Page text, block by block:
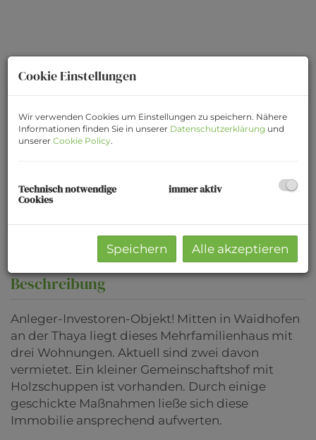
WhatsApp Bild 2024-03-19 um 09.02.26_409f143a
Beschreibung
Anleger-Investoren-Objekt! Mitten in Waidhofen
an der Thaya liegt dieses Mehrfamilienhaus mit
drei Wohnungen. Aktuell sind zwei davon
vermietet. Ein kleiner Gemeinschaftshof mit
Holzschuppen ist vorhanden. Durch einige
geschickte Maßnahmen ließe sich diese
Immobilie ansprechend aufwerten.
Cookie Einstellungen
Wir verwenden Cookies um Einstellungen zu speichern. Nähere
Informationen finden Sie in unserer Datenschutzerklärung und
unserer Cookie Policy.
Technisch notwendige
Cookies
immer aktiv
Speichern Alle akzeptieren